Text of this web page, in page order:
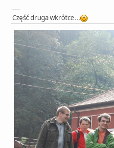
----
Część druga wkrótce...